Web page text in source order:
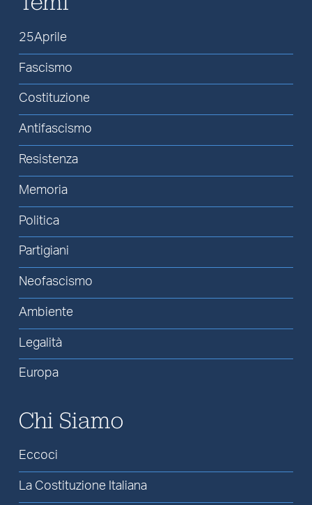
25Aprile
Fascismo
Costituzione
Antifascismo
Resistenza
Memoria
Politica
Partigiani
Neofascismo
Ambiente
Legalità
Europa
Chi Siamo
Eccoci
La Costituzione Italiana